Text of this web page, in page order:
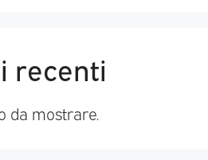
recenti
da mostrare.